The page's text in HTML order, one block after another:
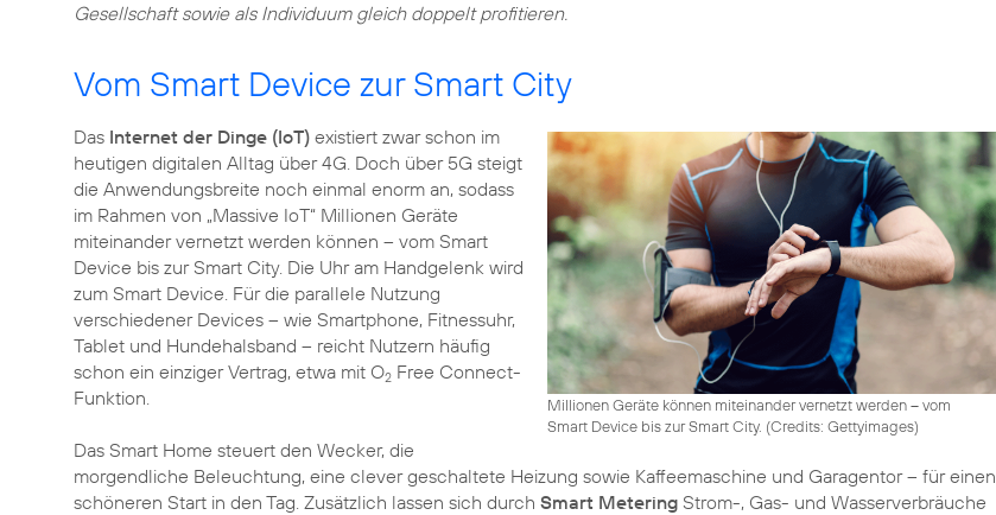
Gesellschaft sowie als Individuum gleich doppelt profitieren.
Vom Smart Device zur Smart City
Millionen Geräte können miteinander vernetzt werden – vom
Smart Device bis zur Smart City. (Credits: Gettyimages)
Das Internet der Dinge (IoT) existiert zwar schon im
heutigen digitalen Alltag über 4G. Doch über 5G steigt
die Anwendungsbreite noch einmal enorm an, sodass
im Rahmen von „Massive IoT“ Millionen Geräte
miteinander vernetzt werden können – vom Smart
Device bis zur Smart City. Die Uhr am Handgelenk wird
zum Smart Device. Für die parallele Nutzung
verschiedener Devices – wie Smartphone, Fitnessuhr,
Tablet und Hundehalsband – reicht Nutzern häufig
schon ein einziger Vertrag, etwa mit O2 Free Connect-
Funktion.
Das Smart Home steuert den Wecker, die
morgendliche Beleuchtung, eine clever geschaltete Heizung sowie Kaffeemaschine und Garagentor – für einen
schöneren Start in den Tag. Zusätzlich lassen sich durch Smart Metering Strom-, Gas- und Wasserverbräuche